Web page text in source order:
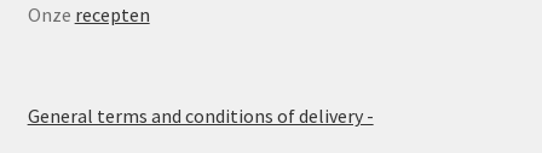
Onze recepten
General terms and conditions of delivery -